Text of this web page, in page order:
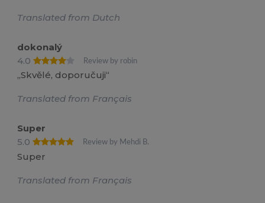
Translated from Dutch
dokonalý
4.0
Review by robin
„Skvělé, doporučuji“
Translated from Français
Super
5.0
Review by Mehdi B.
Super
Translated from Français